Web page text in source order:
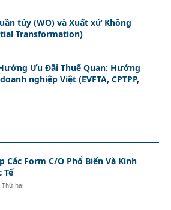
túy (WO) và Xuất xứ Không
Transformation)
Ưu Đãi Thuế Quan: Hướng
nghiệp Việt (EVFTA, CPTPP,
Các Form C/O Phổ Biến Và Kinh
Tế
Thứ hai